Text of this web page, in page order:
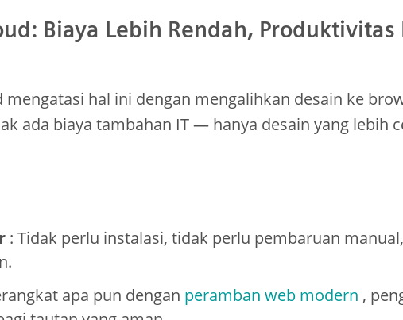
Biaya Lebih Rendah, Produktivitas
hal ini dengan mengalihkan desain ke
ada biaya tambahan IT — hanya desain yang lebih
: Tidak perlu instalasi, tidak perlu pembaruan manual,
apa pun dengan peramban web modern ,